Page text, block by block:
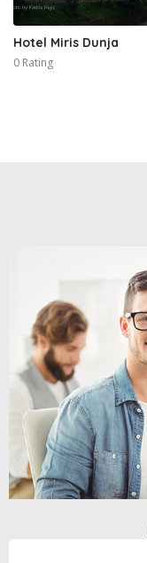
Hotel Miris Dunja
0 Rating